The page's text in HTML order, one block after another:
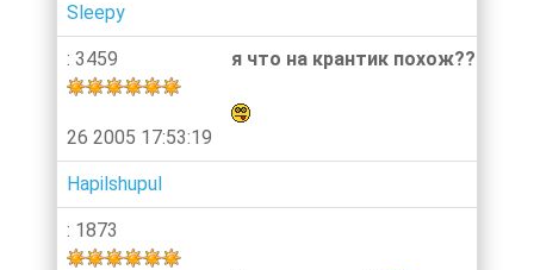
Sleepy
: 3459
26 2005 17:53:19
я что на крантик похож???
Hapilshupul
: 1873